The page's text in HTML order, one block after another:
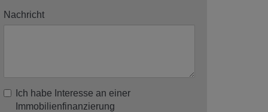
Nachricht
Ich habe Interesse an einer
Immobilienfinanzierung